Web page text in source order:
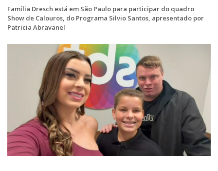
Família Dresch está em São Paulo para participar do quadro
Show de Calouros, do Programa Silvio Santos, apresentado por
Patricia Abravanel